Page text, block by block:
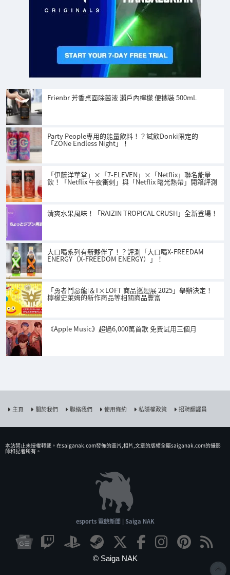
Frienbr 芳香桌面除菌液 瀨戶內檸檬 便攜裝 500mL
Party People專用的能量飲料！？試飲Donki限定的
「ZONe Endless Night」！
「伊藤洋華堂」×「7-ELEVEN」×「Netflix」聯名能量
飲！「Netflix 午夜衝刺」與「Netflix 曙光熱帶」開箱評測
清爽水果風味！「RAIZIN TROPICAL CRUSH」全新登場！
大口喝系列有新夥伴了！？評測「大口喝X-FREEDAM
ENERGY（X-FREEDOM ENERGY）」！
「勇者鬥惡龍Ⅰ＆Ⅱ×LOFT 商品巡迴展 2025」舉辦決定！
檸檬史萊姆的新作商品等相關商品豐富
《Apple Music》超過6,000萬首歌 免費試用三個月
主頁 關於我們 聯絡我們 使用條約 私隱權政策 招聘翻譯員
本站禁止未授權𨍭載。在saiganak.com發佈的圖片,相片,文章的版權全屬saiganak.com的攝影
師和記者所有。
esports 電競新聞 | Saiga NAK
© Saiga NAK